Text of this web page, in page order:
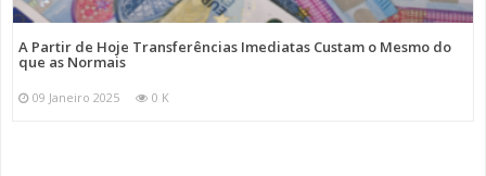
A Partir de Hoje Transferências Imediatas Custam o Mesmo do
que as Normais
09 Janeiro 2025 0 K